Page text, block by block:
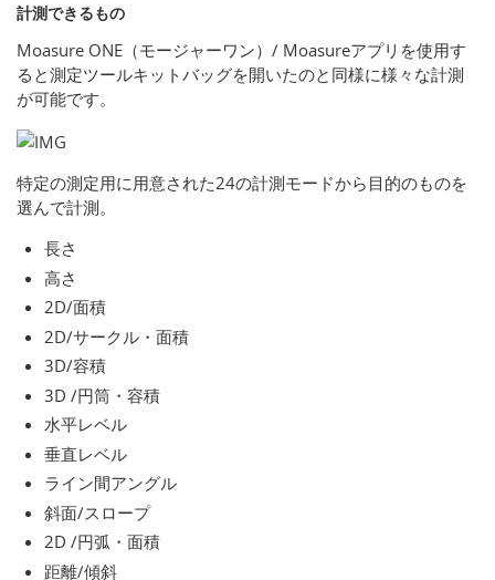
計測できるもの
Moasure ONE（モージャーワン）/ Moasureアプリを使用す
ると測定ツールキットバッグを開いたのと同様に様々な計測
が可能です。
特定の測定用に用意された24の計測モードから目的のものを
選んで計測。
長さ
高さ
2D/面積
2D/サークル・面積
3D/容積
3D /円筒・容積
水平レベル
垂直レベル
ライン間アングル
斜面/スロープ
2D /円弧・面積
距離/傾斜